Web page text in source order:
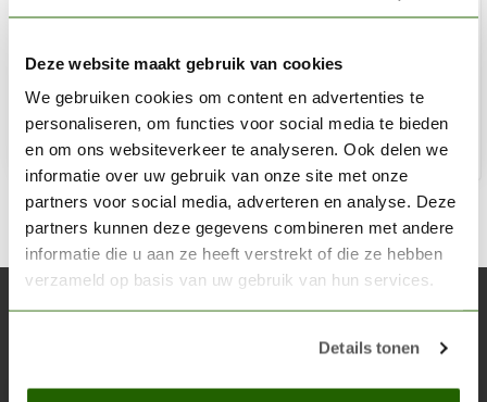
Deze website maakt gebruik van cookies
We gebruiken cookies om content en advertenties te
personaliseren, om functies voor social media te bieden
en om ons websiteverkeer te analyseren. Ook delen we
informatie over uw gebruik van onze site met onze
partners voor social media, adverteren en analyse. Deze
partners kunnen deze gegevens combineren met andere
informatie die u aan ze heeft verstrekt of die ze hebben
verzameld op basis van uw gebruik van hun services.
Details tonen
Pick & Place Tool - Medium - Vallejo Tools - T12002
€11,19
Op voorraad
Abonneer je op onze nieuwsbrief
Blijf op de hoogte over onze laatste acties